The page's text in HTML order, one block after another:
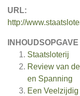
URL:
http://
INHOUDSOPGAVE
Staatsloterij
Review van
en Spanning
Een